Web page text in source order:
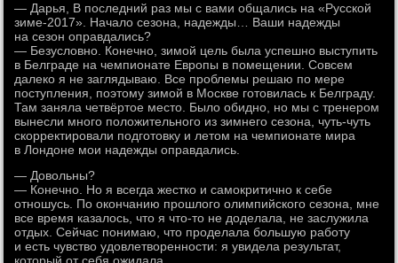
— Дарья, В последний раз мы с вами общались на «Русской
зиме-2017». Начало сезона, надежды… Ваши надежды
на сезон оправдались?
— Безусловно. Конечно, зимой цель была успешно выступить
в Белграде на чемпионате Европы в помещении. Совсем
далеко я не заглядываю. Все проблемы решаю по мере
поступления, поэтому зимой в Москве готовилась к Белграду.
Там заняла четвёртое место. Было обидно, но мы с тренером
вынесли много положительного из зимнего сезона, чуть-чуть
скорректировали подготовку и летом на чемпионате мира
в Лондоне мои надежды оправдались.
— Довольны?
— Конечно. Но я всегда жестко и самокритично к себе
отношусь. По окончанию прошлого олимпийского сезона, мне
все время казалось, что я что-то не доделала, не заслужила
отдых. Сейчас понимаю, что проделала большую работу
и есть чувство удовлетворенности: я увидела результат,